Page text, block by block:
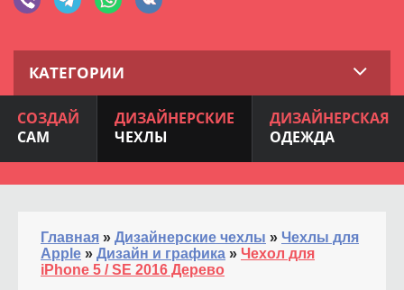
КАТЕГОРИИ
СОЗДАЙ
САМ
ДИЗАЙНЕРСКИЕ
ЧЕХЛЫ
ДИЗАЙНЕРСКАЯ
ОДЕЖДА
Главная » Дизайнерские чехлы » Чехлы для
Apple » Дизайн и графика » Чехол для
iPhone 5 / SE 2016 Дерево